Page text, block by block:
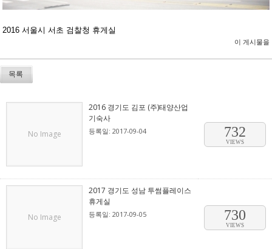
2016 서울시 서초 검찰청 휴게실
이 게시물을
목록
No Image
2016 경기도 김포 (주)태양산업
기숙사
등록일: 2017-09-04 732
VIEWS
No Image
2017 경기도 성남 투썸플레이스
휴게실
등록일: 2017-09-05 730
VIEWS